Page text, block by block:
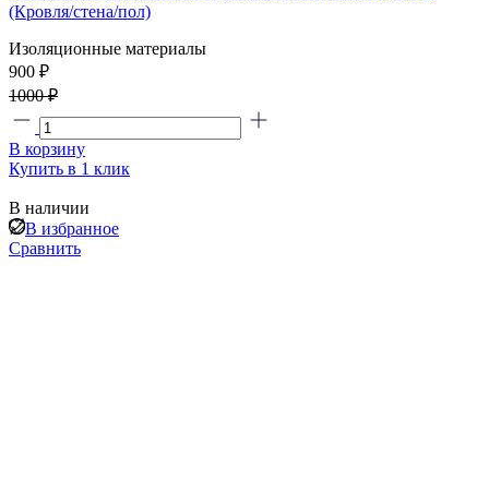
(Кровля/стена/пол)
Изоляционные материалы
900 ₽
1000 ₽
В корзину
Купить в 1 клик
В наличии
В избранное
Сравнить